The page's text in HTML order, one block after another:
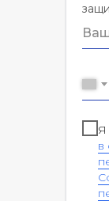
Я
в